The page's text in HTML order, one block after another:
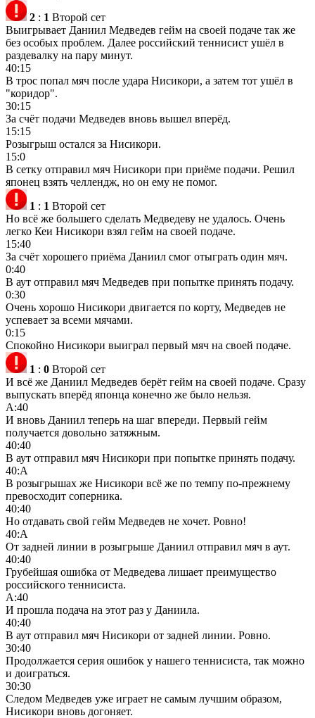
2 : 1 Второй сет
Выигрывает Даниил Медведев гейм на своей подаче так же
без особых проблем. Далее российский теннисист ушёл в
раздевалку на пару минут.
40:15
В трос попал мяч после удара Нисикори, а затем тот ушёл в
"коридор".
30:15
За счёт подачи Медведев вновь вышел вперёд.
15:15
Розыгрыш остался за Нисикори.
15:0
В сетку отправил мяч Нисикори при приёме подачи. Решил
японец взять челлендж, но он ему не помог.
1 : 1 Второй сет
Но всё же большего сделать Медведеву не удалось. Очень
легко Кеи Нисикори взял гейм на своей подаче.
15:40
За счёт хорошего приёма Даниил смог отыграть один мяч.
0:40
В аут отправил мяч Медведев при попытке принять подачу.
0:30
Очень хорошо Нисикори двигается по корту, Медведев не
успевает за всеми мячами.
0:15
Спокойно Нисикори выиграл первый мяч на своей подаче.
1 : 0 Второй сет
И всё же Даниил Медведев берёт гейм на своей подаче. Сразу
выпускать вперёд японца конечно же было нельзя.
А:40
И вновь Даниил теперь на шаг впереди. Первый гейм
получается довольно затяжным.
40:40
В аут отправил мяч Нисикори при попытке принять подачу.
40:А
В розыгрышах же Нисикори всё же по темпу по-прежнему
превосходит соперника.
40:40
Но отдавать свой гейм Медведев не хочет. Ровно!
40:А
От задней линии в розыгрыше Даниил отправил мяч в аут.
40:40
Грубейшая ошибка от Медведева лишает преимущество
российского теннисиста.
А:40
И прошла подача на этот раз у Даниила.
40:40
В аут отправил мяч Нисикори от задней линии. Ровно.
30:40
Продолжается серия ошибок у нашего теннисиста, так можно
и доиграться.
30:30
Следом Медведев уже играет не самым лучшим образом,
Нисикори вновь догоняет.